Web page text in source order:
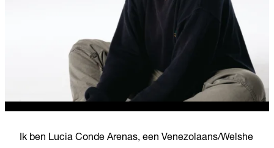
Ik ben Lucia Conde Arenas, een Venezolaans/Welshe